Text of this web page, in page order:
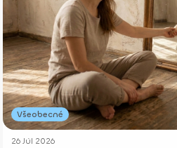
Všeobecné
26 Júl 2026